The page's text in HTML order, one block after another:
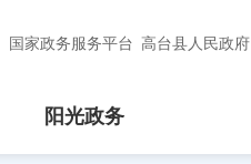
国家政务服务平台 高台县人民政府
阳光政务